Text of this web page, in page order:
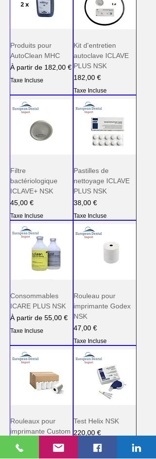
Produits pour
AutoClean MHC
À partir de 182,00 €
Prix promotionnel
Taxe Incluse
Kit d'entretien
autoclave ICLAVE
PLUS NSK
Prix
182,00 €
Taxe Incluse
Filtre
bactériologique
ICLAVE+ NSK
Prix
45,00 €
Taxe Incluse
Pastilles de
nettoyage ICLAVE
PLUS NSK
Prix
38,00 €
Taxe Incluse
Consommables
ICARE PLUS NSK
À partir de 55,00 €
Prix promotionnel
Taxe Incluse
Rouleau pour
imprimante Godex
NSK
Prix
47,00 €
Taxe Incluse
Rouleaux pour
imprimante Custom
Prix
108,00 €
Test Helix NSK
Prix
220,00 €
Taxe Incluse